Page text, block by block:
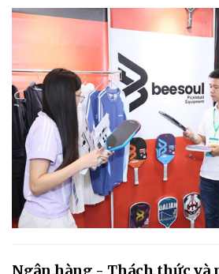
Ngân hàng - Thách thức và